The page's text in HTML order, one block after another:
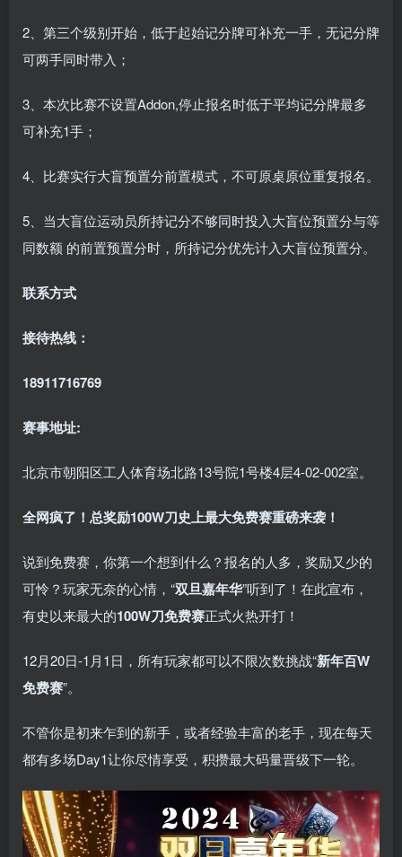
2、第三个级别开始，低于起始记分牌可补充一手，无记分牌
可两手同时带入；
3、本次比赛不设置Addon,停止报名时低于平均记分牌最多
可补充1手；
4、比赛实行大盲预置分前置模式，不可原桌原位重复报名。
5、当大盲位运动员所持记分不够同时投入大盲位预置分与等
同数额 的前置预置分时，所持记分优先计入大盲位预置分。
联系方式
接待热线：
18911716769
赛事地址:
北京市朝阳区工人体育场北路13号院1号楼4层4-02-002室。
全网疯了！总奖励100W刀史上最大免费赛重磅来袭！
说到免费赛，你第一个想到什么？报名的人多，奖励又少的
可怜？玩家无奈的心情，“双旦嘉年华”听到了！在此宣布，
有史以来最大的100W刀免费赛正式火热开打！
12月20日-1月1日，所有玩家都可以不限次数挑战“新年百W
免费赛”。
不管你是初来乍到的新手，或者经验丰富的老手，现在每天
都有多场Day1让你尽情享受，积攒最大码量晋级下一轮。